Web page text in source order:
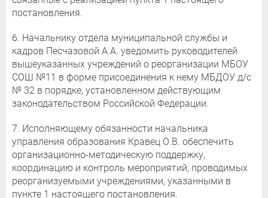
постановления.
6. Начальнику отдела муниципальной службы и
кадров Песчазовой А.А. уведомить руководителей
вышеуказанных учреждений о реорганизации МБОУ
СОШ №11 в форме присоединения к нему МБДОУ д/с
№ 32 в порядке, установленном действующим
законодательством Российской Федерации.
7. Исполняющему обязанности начальника
управления образования Кравец О.В. обеспечить
организационно-методическую поддержку,
координацию и контроль мероприятий, проводимых
реорганизуемыми учреждениями, указанными в
пункте 1 настоящего постановления.